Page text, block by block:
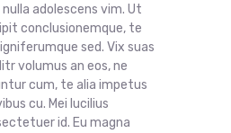
adolescens vim. Ut
conclusionemque, te
sed. Vix suas
volumus an eos, ne
cum, te alia impetus
cu. Mei lucilius
id. Eu magna